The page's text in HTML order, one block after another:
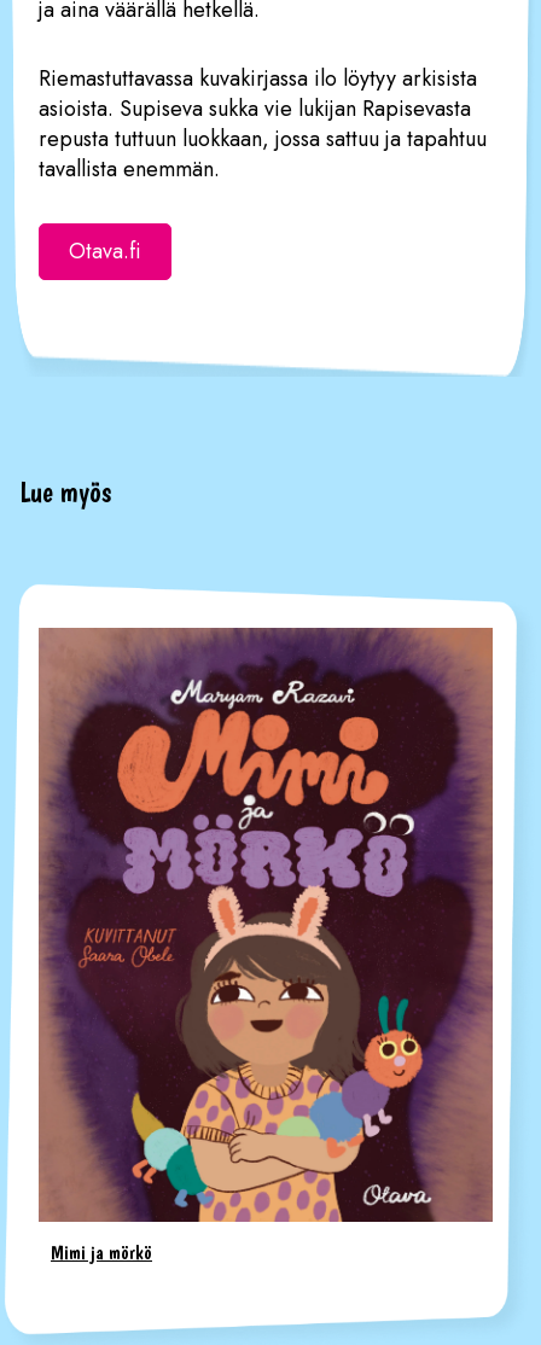
ja aina väärällä hetkellä.
Riemastuttavassa kuvakirjassa ilo löytyy arkisista
asioista. Supiseva sukka vie lukijan Rapisevasta
repusta tuttuun luokkaan, jossa sattuu ja tapahtuu
tavallista enemmän.
Otava.fi
Lue myös
Mimi ja mörkö